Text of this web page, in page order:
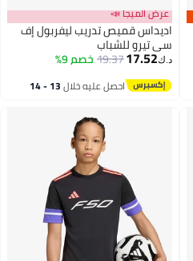
عرض الميجا 📣
اديداس قميص تدريب ليفربول إف
سي تيرو للشباب
د.ك‏17.52
19.37خصم 9%
احصل عليه خلال 13 - 14